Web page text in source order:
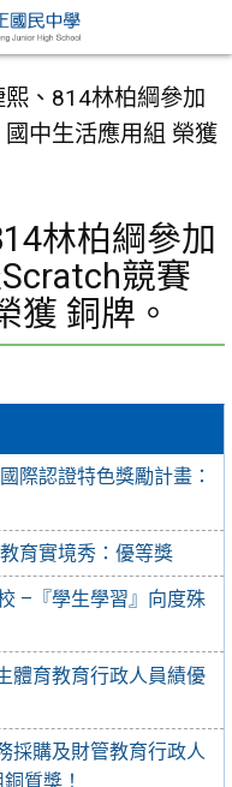
、814林柏綱參加
中生活應用組 榮獲
際認證特色獎勵計畫：
育實境秀：優等獎
–『學生學習』向度殊
體育教育行政人員績優
採購及財管教育行政人
質獎！
林柏綱參加
競賽
獲 銅牌。